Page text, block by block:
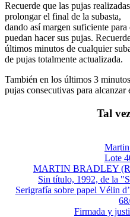
Recuerde que las pujas
prolongar el final de la subasta,
dando así margen suficiente
puedan hacer sus pujas.
últimos minutos de cualquier
de pujas totalmente actualizada.
También en los últimos 3
pujas consecutivas para alcanzar
Tal
Lote
MARTIN BRADLEY
Sin título, 1992, de la
Serigrafía sobre papel Vélin
Firmada y